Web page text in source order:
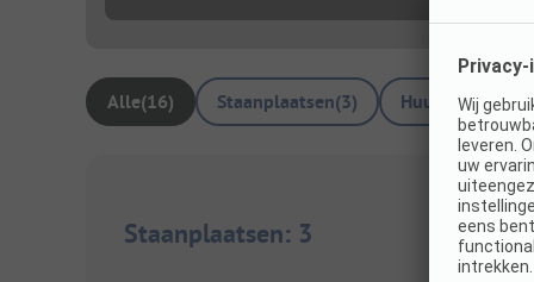
Alle(16) Staanplaatsen(3)
Staanplaatsen: 3